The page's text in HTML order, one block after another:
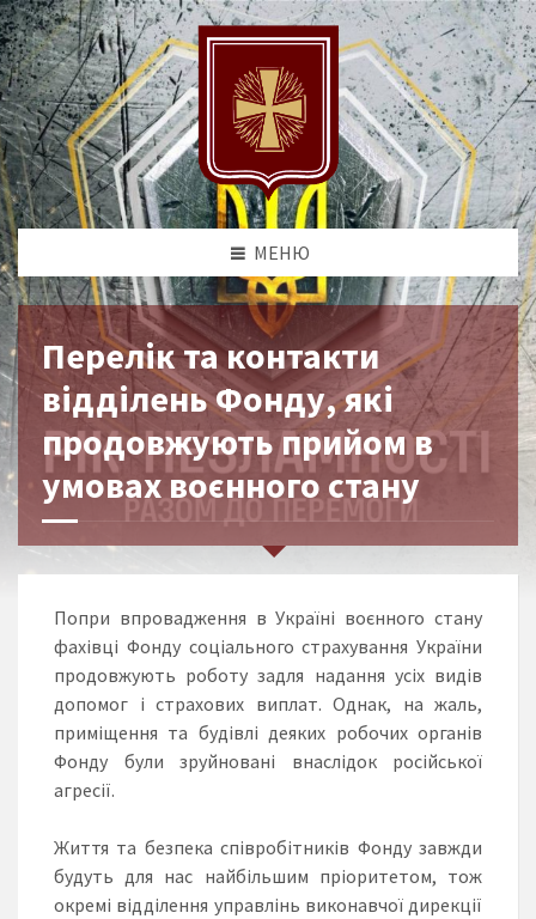
МЕНЮ
Перелік та контакти
відділень Фонду, які
продовжують прийом в
умовах воєнного стану
Попри впровадження в Україні воєнного стану
фахівці Фонду соціального страхування України
продовжують роботу задля надання усіх видів
допомог і страхових виплат. Однак, на жаль,
приміщення та будівлі деяких робочих органів
Фонду були зруйновані внаслідок російської
агресії.
Життя та безпека співробітників Фонду завжди
будуть для нас найбільшим пріоритетом, тож
окремі відділення управлінь виконавчої дирекції